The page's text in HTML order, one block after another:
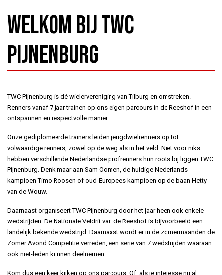
Welkom bij TWC
Pijnenburg
TWC Pijnenburg is dé wielervereniging van Tilburg en omstreken.
Renners vanaf 7 jaar trainen op ons eigen parcours in de Reeshof in een
ontspannen en respectvolle manier.
Onze gediplomeerde trainers leiden jeugdwielrenners op tot
volwaardige renners, zowel op de weg als in het veld. Niet voor niks
hebben verschillende Nederlandse profrenners hun roots bij liggen TWC
Pijnenburg. Denk maar aan Sam Oomen, de huidige Nederlands
kampioen Timo Roosen of oud-Europees kampioen op de baan Hetty
van de Wouw.
Daarnaast organiseert TWC Pijnenburg door het jaar heen ook enkele
wedstrijden. De Nationale Veldrit van de Reeshof is bijvoorbeeld een
landelijk bekende wedstrijd. Daarnaast wordt er in de zomermaanden de
Zomer Avond Competitie verreden, een serie van 7 wedstrijden waaraan
ook niet-leden kunnen deelnemen.
Kom dus een keer kijken op ons parcours. Of, als je interesse nu al